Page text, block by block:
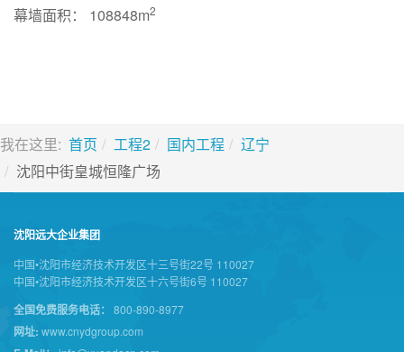
幕墙面积： 108848m2
我在这里: 首页 工程2 国内工程
辽宁
沈阳中街皇城恒隆广场
沈阳远大企业集团
中国•沈阳市经济技术开发区十三号街22号 110027
中国•沈阳市经济技术开发区十六号街6号 110027
全国免费服务电话： 800-890-8977
网址: www.cnydgroup.com